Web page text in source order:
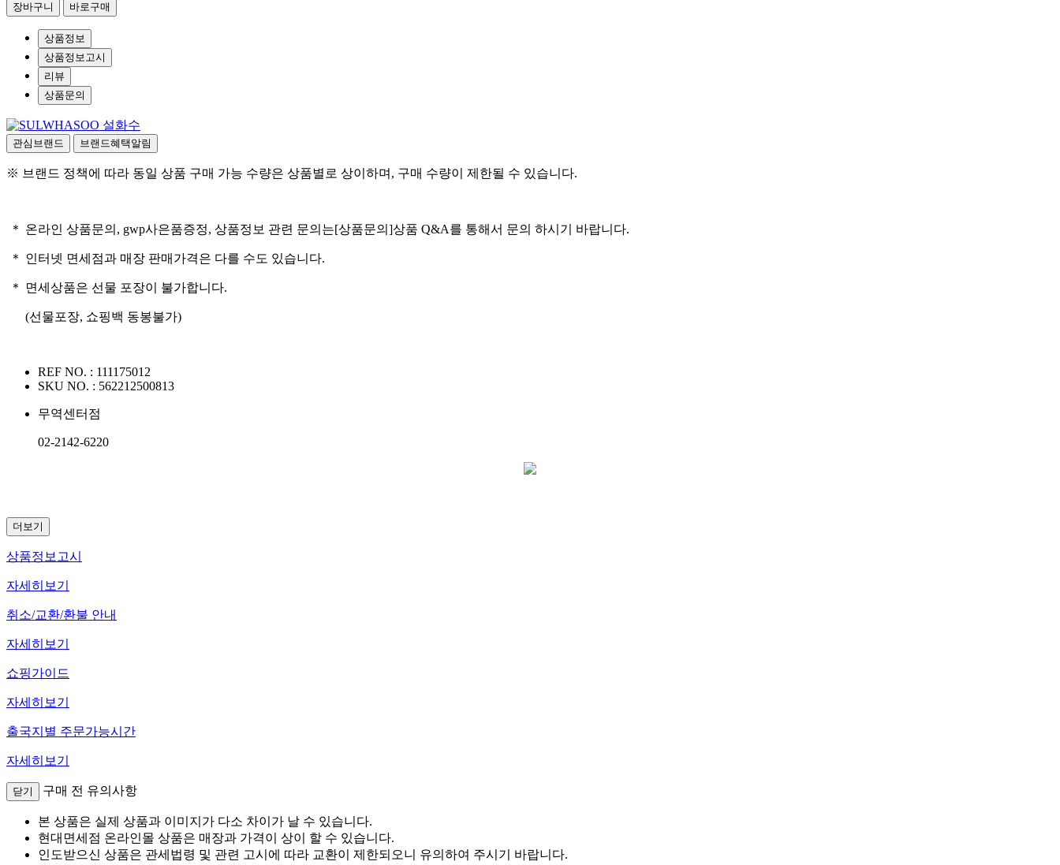
장바구니 바로구매
상품정보
상품정보고시
리뷰
상품문의
설화수
관심브랜드 브랜드혜택알림
※ 브랜드 정책에 따라 동일 상품 구매 가능 수량은 상품별로 상이하며, 구매 수량이 제한될 수 있습니다.
＊ 온라인 상품문의, gwp사은품증정, 상품정보 관련 문의는[상품문의]상품 Q&A를 통해서 문의 하시기 바랍니다.
＊ 인터넷 면세점과 매장 판매가격은 다를 수도 있습니다.
＊ 면세상품은 선물 포장이 불가합니다.
(선물포장, 쇼핑백 동봉불가)
REF NO. : 111175012
SKU NO. : 562212500813
무역센터점
02-2142-6220
더보기
상품정보고시
자세히보기
취소/교환/환불 안내
자세히보기
쇼핑가이드
자세히보기
출국지별 주문가능시간
자세히보기
닫기 구매 전 유의사항
본 상품은 실제 상품과 이미지가 다소 차이가 날 수 있습니다.
현대면세점 온라인몰 상품은 매장과 가격이 상이 할 수 있습니다.
인도받으신 상품은 관세법령 및 관련 고시에 따라 교환이 제한되오니 유의하여 주시기 바랍니다.